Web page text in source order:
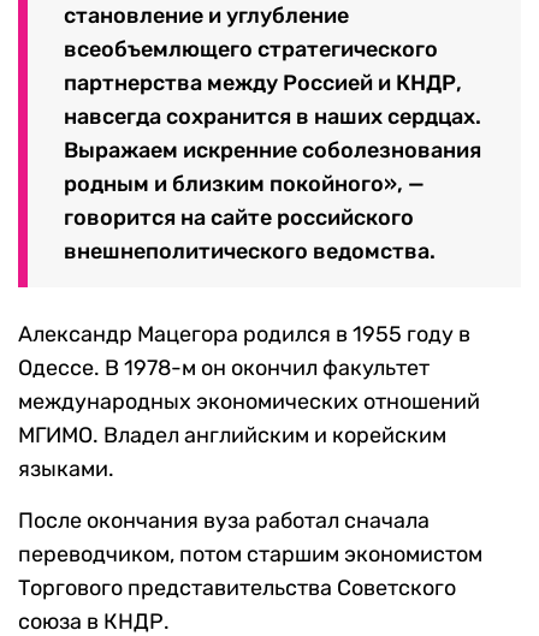
становление и углубление
всеобъемлющего стратегического
партнерства между Россией и КНДР,
навсегда сохранится в наших сердцах.
Выражаем искренние соболезнования
родным и близким покойного», —
говорится на сайте российского
внешнеполитического ведомства.
Александр Мацегора родился в 1955 году в
Одессе. В 1978-м он окончил факультет
международных экономических отношений
МГИМО. Владел английским и корейским
языками.
После окончания вуза работал сначала
переводчиком, потом старшим экономистом
Торгового представительства Советского
союза в КНДР.